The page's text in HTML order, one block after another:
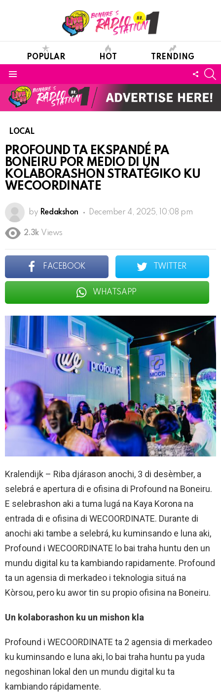
POPULAR HOT TRENDING
LOCAL
PROFOUND TA EKSPANDÉ PA
BONEIRU POR MEDIO DI UN
KOLABORASHON STRATÉGIKO KU
WECOORDINATE
by Redakshon December 4, 2025, 10:08 pm
2.3k Views
FACEBOOK TWITTER
WHATSAPP
Kralendijk – Riba djárason anochi, 3 di desèmber, a
selebrá e apertura di e ofisina di Profound na Boneiru.
E selebrashon aki a tuma lugá na Kaya Korona na
entrada di e ofisina di WECOORDINATE. Durante di
anochi aki tambe a selebrá, ku kuminsando e luna aki,
Profound i WECOORDINATE lo bai traha huntu den un
mundu digital ku ta kambiando rapidamente. Profound
ta un agensia di merkadeo i teknologia situá na
Kòrsou, pero ku awor tin su propio ofisina na Boneiru.
Un kolaborashon ku un mishon kla
Profound i WECOORDINATE ta 2 agensia di merkadeo
ku kuminsando e luna aki, lo bai traha huntu pa yuda
negoshinan lokal den un mundu digital ku ta
kambiando rápidamente.